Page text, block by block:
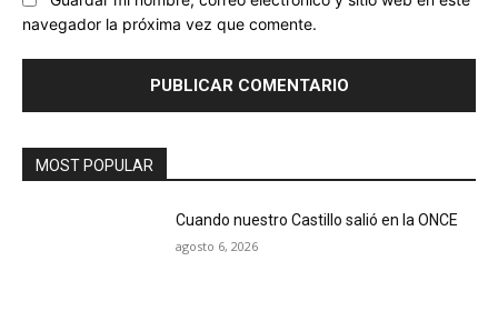
navegador la próxima vez que comente.
MOST POPULAR
Cuando nuestro Castillo salió en la ONCE
agosto 6, 2026